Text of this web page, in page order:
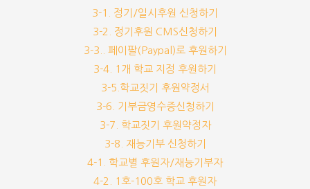
3-1. 정기/일시후원 신청하기
3-2. 정기후원 CMS신청하기
3-3.. 페이팔(Paypal)로 후원하기
3-4. 1개 학교 지정 후원하기
3-5.학교짓기 후원약정서
3-6. 기부금영수증신청하기
3-7. 학교짓기 후원약정자
3-8. 재능기부 신청하기
4-1. 학교별 후원자/재능기부자
4-2. 1호-100호 학교 후원자